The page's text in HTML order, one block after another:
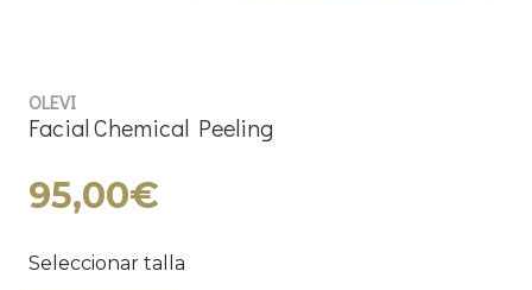
OLEVI
Facial Chemical Peeling
95,00€
Seleccionar talla